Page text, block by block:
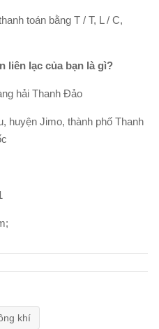
toán bằng T / T, L / C,
liên lạc của bạn là gì?
hải Thanh Đảo
huyện Jimo, thành phố Thanh
khí